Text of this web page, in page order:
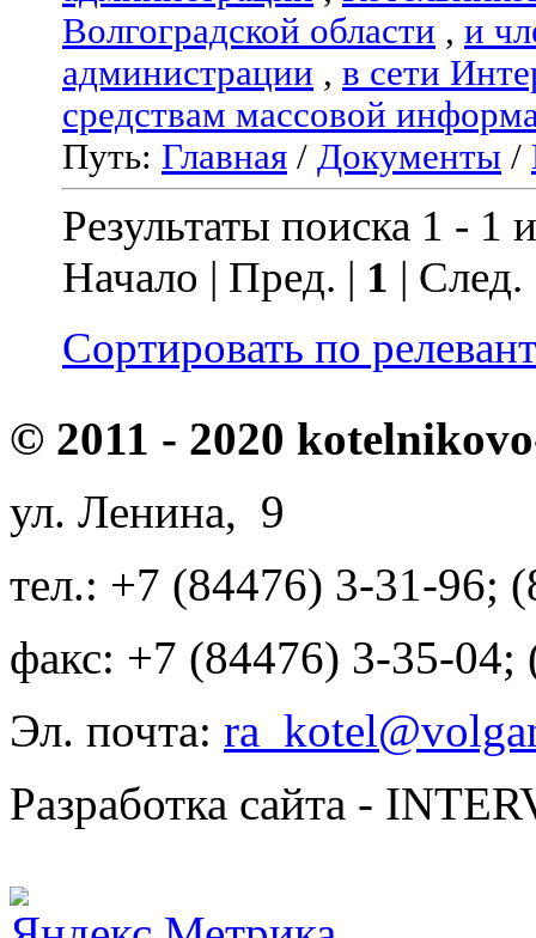
Волгоградской области , и
администрации , в сети
средствам массовой
Путь: Главная / Документы /
Результаты поиска 1 - 1
Начало | Пред. | 1 |
Сортировать по
© 2011 - 2020
ул. Ленина, 9
тел.: +7 (84476) 3-31-96;
факс: +7 (84476) 3-35-04;
Эл. почта:
Разработка сайта -